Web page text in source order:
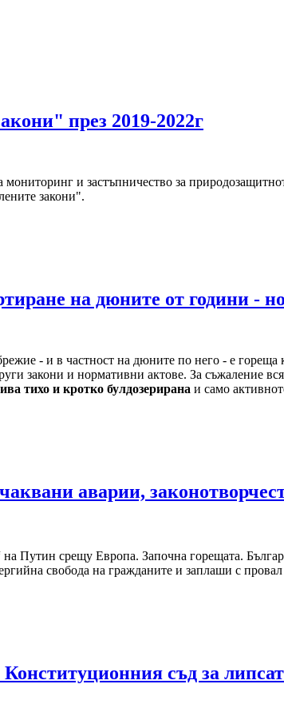
през 2019-2022г
и застъпничество за
закони".
на дюните от години -
- и в частност на дюните по него - е гореща
закони и нормативни актове. За
тихо и кротко булдозерирана и само
аварии,
Путин срещу Европа. Започна горещата.
свобода на гражданите и заплаши с
съд за